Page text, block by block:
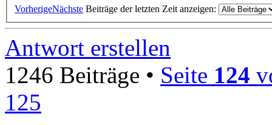
VorherigeNächste Beiträge der letzten Zeit anzeigen:
Antwort erstellen
1246 Beiträge • Seite 124
125